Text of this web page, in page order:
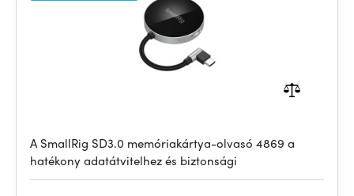
A SmallRig SD3.0 memóriakártya-olvasó 4869 a
hatékony adatátvitelhez és biztonsági